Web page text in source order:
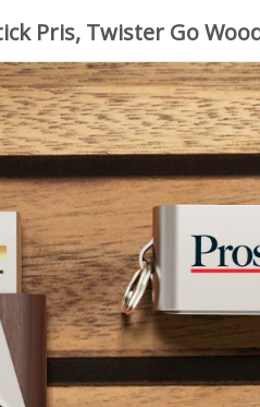
Pris, Twister Go